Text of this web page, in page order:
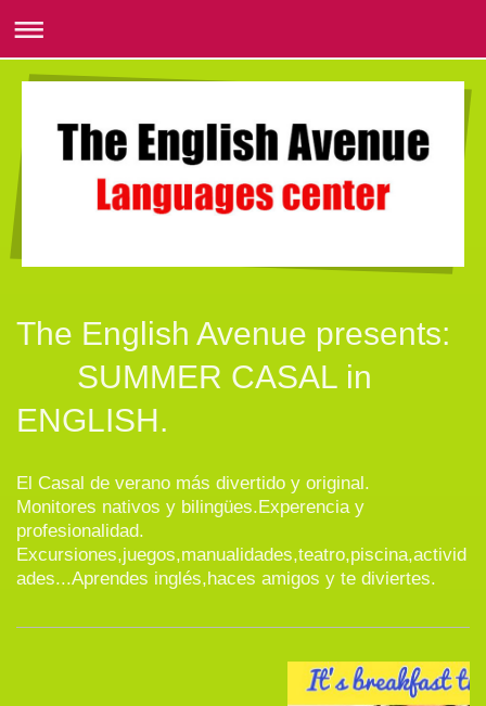
The English Avenue presents:
SUMMER CASAL in
ENGLISH.
El Casal de verano más divertido y original.
Monitores nativos y bilingües.Experencia y
profesionalidad.
Excursiones,juegos,manualidades,teatro,piscina,activid
ades...Aprendes inglés,haces amigos y te diviertes.